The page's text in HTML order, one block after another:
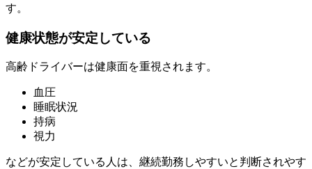
す。
健康状態が安定している
高齢ドライバーは健康面を重視されます。
血圧
睡眠状況
持病
視力
などが安定している人は、継続勤務しやすいと判断されやす